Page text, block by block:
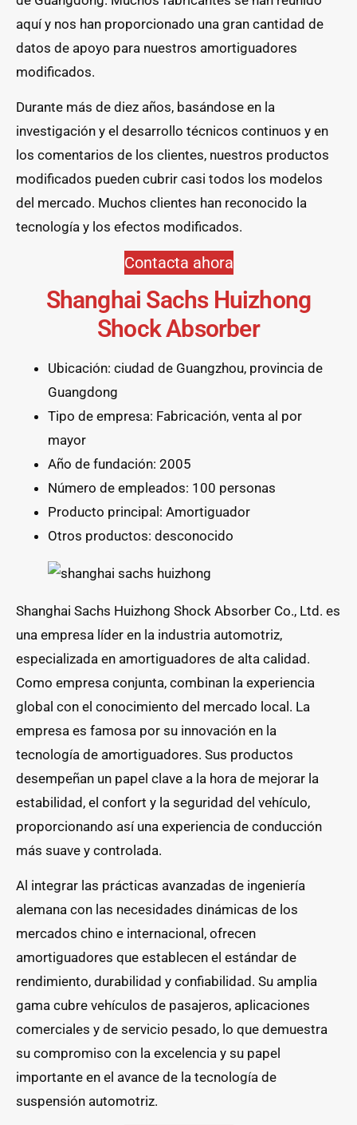
aquí y nos han proporcionado una gran cantidad de
datos de apoyo para nuestros amortiguadores
modificados.
Durante más de diez años, basándose en la
investigación y el desarrollo técnicos continuos y en
los comentarios de los clientes, nuestros productos
modificados pueden cubrir casi todos los modelos
del mercado. Muchos clientes han reconocido la
tecnología y los efectos modificados.
Contacta ahora
Shanghai Sachs Huizhong
Shock Absorber
Ubicación: ciudad de Guangzhou, provincia de
Guangdong
Tipo de empresa: Fabricación, venta al por
mayor
Año de fundación: 2005
Número de empleados: 100 personas
Producto principal: Amortiguador
Otros productos: desconocido
Shanghai Sachs Huizhong Shock Absorber Co., Ltd. es
una empresa líder en la industria automotriz,
especializada en amortiguadores de alta calidad.
Como empresa conjunta, combinan la experiencia
global con el conocimiento del mercado local. La
empresa es famosa por su innovación en la
tecnología de amortiguadores. Sus productos
desempeñan un papel clave a la hora de mejorar la
estabilidad, el confort y la seguridad del vehículo,
proporcionando así una experiencia de conducción
más suave y controlada.
Al integrar las prácticas avanzadas de ingeniería
alemana con las necesidades dinámicas de los
mercados chino e internacional, ofrecen
amortiguadores que establecen el estándar de
rendimiento, durabilidad y confiabilidad. Su amplia
gama cubre vehículos de pasajeros, aplicaciones
comerciales y de servicio pesado, lo que demuestra
su compromiso con la excelencia y su papel
importante en el avance de la tecnología de
suspensión automotriz.